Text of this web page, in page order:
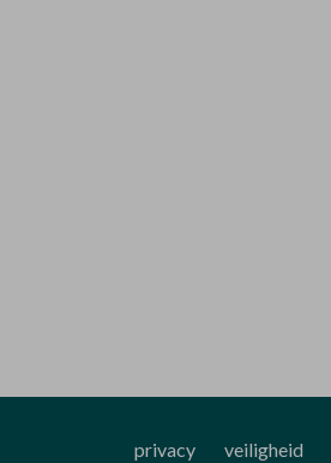
privacy veiligheid